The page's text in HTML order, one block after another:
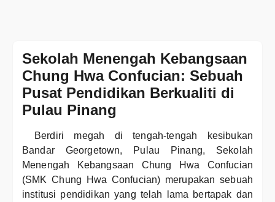
Sekolah Menengah Kebangsaan
Chung Hwa Confucian: Sebuah
Pusat Pendidikan Berkualiti di
Pulau Pinang
Berdiri megah di tengah-tengah kesibukan
Bandar Georgetown, Pulau Pinang, Sekolah
Menengah Kebangsaan Chung Hwa Confucian
(SMK Chung Hwa Confucian) merupakan sebuah
institusi pendidikan yang telah lama bertapak dan